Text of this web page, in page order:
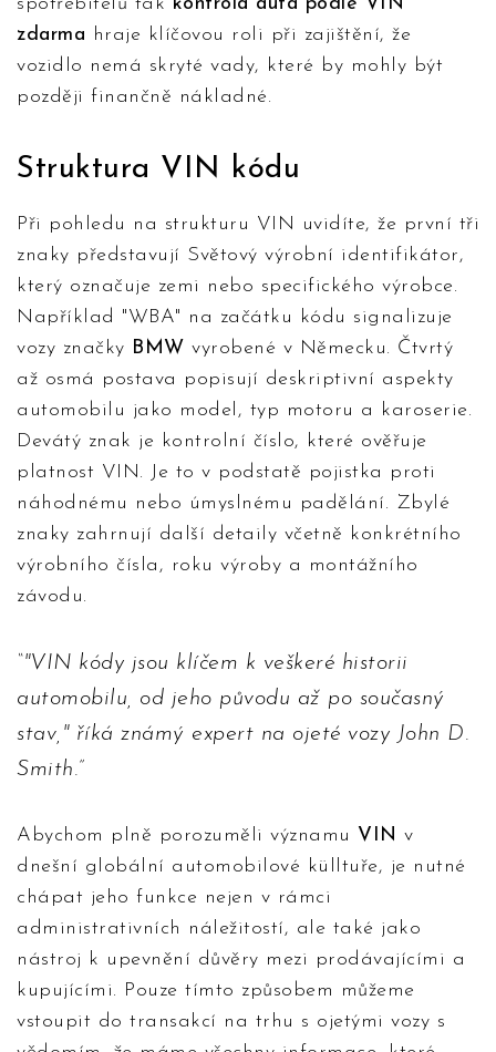
zdarma hraje klíčovou roli při zajištění, že
vozidlo nemá skryté vady, které by mohly být
později finančně nákladné.
Struktura VIN kódu
Při pohledu na strukturu VIN uvidíte, že první tři
znaky představují Světový výrobní identifikátor,
který označuje zemi nebo specifického výrobce.
Například "WBA" na začátku kódu signalizuje
vozy značky BMW vyrobené v Německu. Čtvrtý
až osmá postava popisují deskriptivní aspekty
automobilu jako model, typ motoru a karoserie.
Devátý znak je kontrolní číslo, které ověřuje
platnost VIN. Je to v podstatě pojistka proti
náhodnému nebo úmyslnému padělání. Zbylé
znaky zahrnují další detaily včetně konkrétního
výrobního čísla, roku výroby a montážního
závodu.
"VIN kódy jsou klíčem k veškeré historii
automobilu, od jeho původu až po současný
stav," říká známý expert na ojeté vozy John D.
Smith.
Abychom plně porozuměli významu VIN v
dnešní globální automobilové külltuře, je nutné
chápat jeho funkce nejen v rámci
administrativních náležitostí, ale také jako
nástroj k upevnění důvěry mezi prodávajícími a
kupujícími. Pouze tímto způsobem můžeme
vstoupit do transakcí na trhu s ojetými vozy s